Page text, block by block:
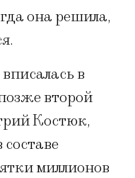
она решила,
в
второй
Костюк,
миллионов